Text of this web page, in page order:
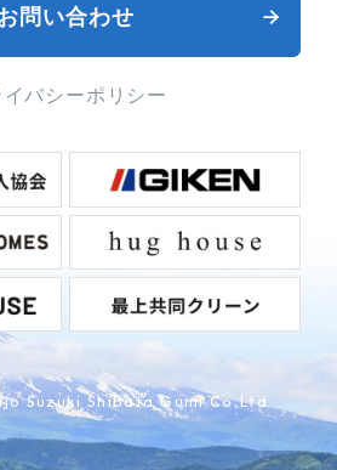
問い合わせ
イバシーポリシー
Suzuki Shibata Gumi.Co,Ltd